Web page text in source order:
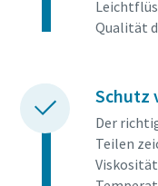
Qualität
Schutz
Der
Teilen